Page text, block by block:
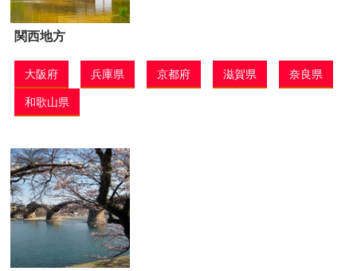
関西地方
大阪府 兵庫県 京都府 滋賀県
奈良県
和歌山県